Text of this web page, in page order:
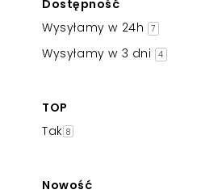
Dostępność
Wysyłamy w 24h
7
Wysyłamy w 3 dni 4
TOP
Tak 8
Nowość
Powiększony kursor
Podkreślenie linków